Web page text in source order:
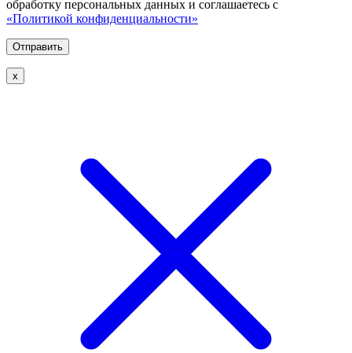
обработку персональных данных и соглашаетесь с
«Политикой конфиденциальности»
х